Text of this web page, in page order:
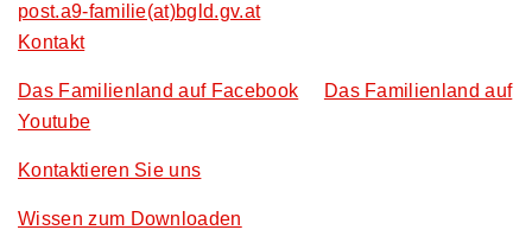
post.a9-familie(at)bgld.gv.at
Kontakt
Das Familienland auf Facebook
Das Familienland auf
Youtube
Kontaktieren Sie uns
Wissen zum Downloaden